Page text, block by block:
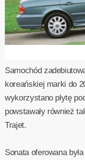
Samochód
koreańskiej marki do
wykorzystano płytę
powstawały również
Trajet.
Sonata oferowana